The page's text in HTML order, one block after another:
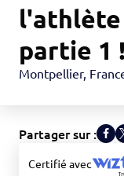
l'athlète
partie 1 !
Montpellier,
Partager sur :
Certifié avec